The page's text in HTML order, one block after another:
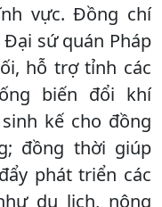
vực. Đồng chí
sứ quán Pháp
hỗ trợ tỉnh các
biến đổi khí
kế cho đồng
đồng thời giúp
phát triển các
du lịch, nông